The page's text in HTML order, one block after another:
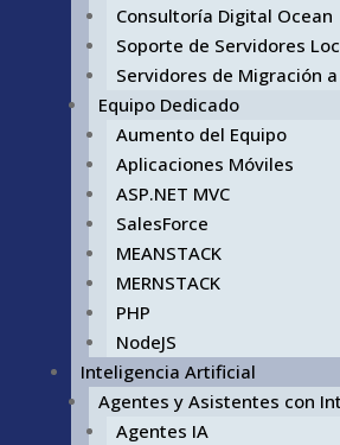
Consultoría Digital Ocean
Soporte de Servidores
Servidores de Migración
Equipo Dedicado
Aumento del Equipo
Aplicaciones Móviles
ASP.NET MVC
SalesForce
MEANSTACK
MERNSTACK
PHP
NodeJS
Inteligencia Artificial
Agentes y Asistentes con
Agentes IA